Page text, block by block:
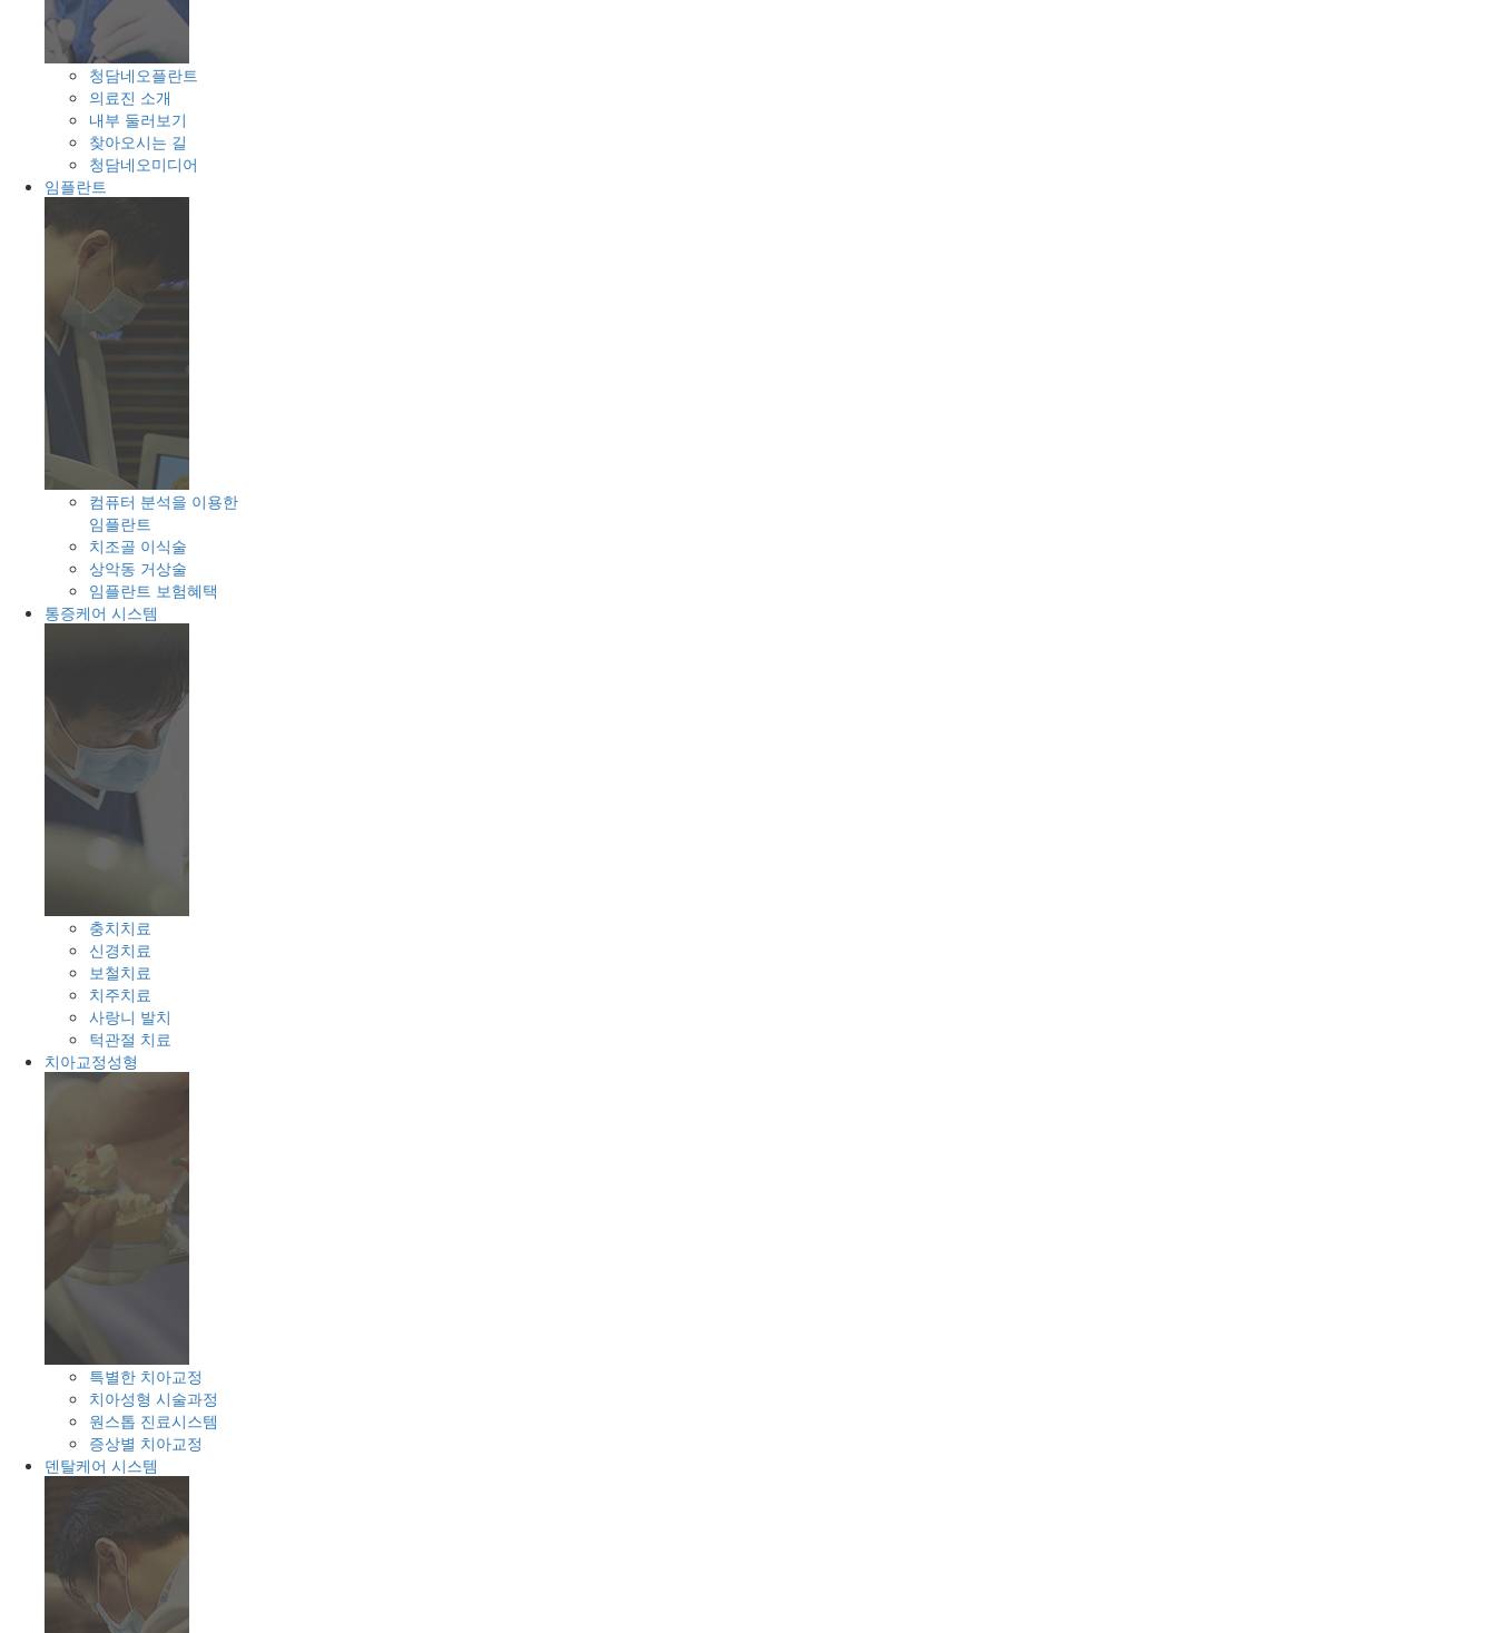
청담네오플란트
의료진 소개
내부 둘러보기
찾아오시는 길
청담네오미디어
임플란트
컴퓨터 분석을 이용한
임플란트
치조골 이식술
상악동 거상술
임플란트 보험혜택
통증케어 시스템
충치치료
신경치료
보철치료
치주치료
사랑니 발치
턱관절 치료
치아교정성형
특별한 치아교정
치아성형 시술과정
원스톱 진료시스템
증상별 치아교정
덴탈케어 시스템